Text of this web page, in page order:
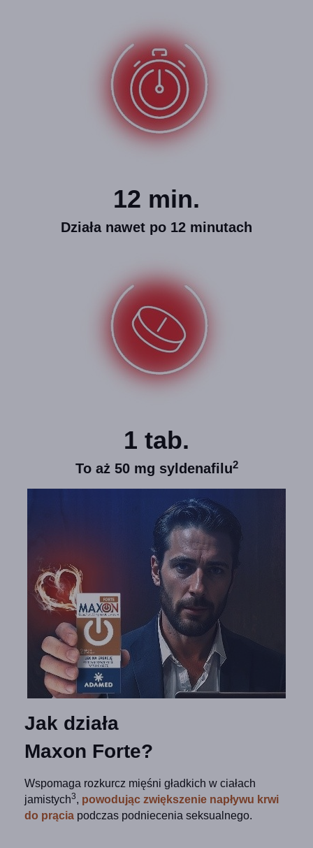
12 min.
Działa nawet po 12 minutach
1 tab.
To aż 50 mg syldenafilu2
Jak działa
Maxon Forte?
Wspomaga rozkurcz mięśni gładkich w ciałach
jamistych3, powodując zwiększenie napływu krwi
do prącia podczas podniecenia seksualnego.